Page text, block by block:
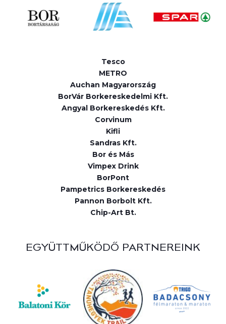
Tesco
METRO
Auchan Magyarország
BorVár Borkereskedelmi Kft.
Angyal Borkereskedés Kft.
Corvinum
Kifli
Sandras Kft.
Bor és Más
Vimpex Drink
BorPont
Pampetrics Borkereskedés
Pannon Borbolt Kft.
Chip-Art Bt.
EGYÜTTMŰKÖDŐ PARTNEREINK